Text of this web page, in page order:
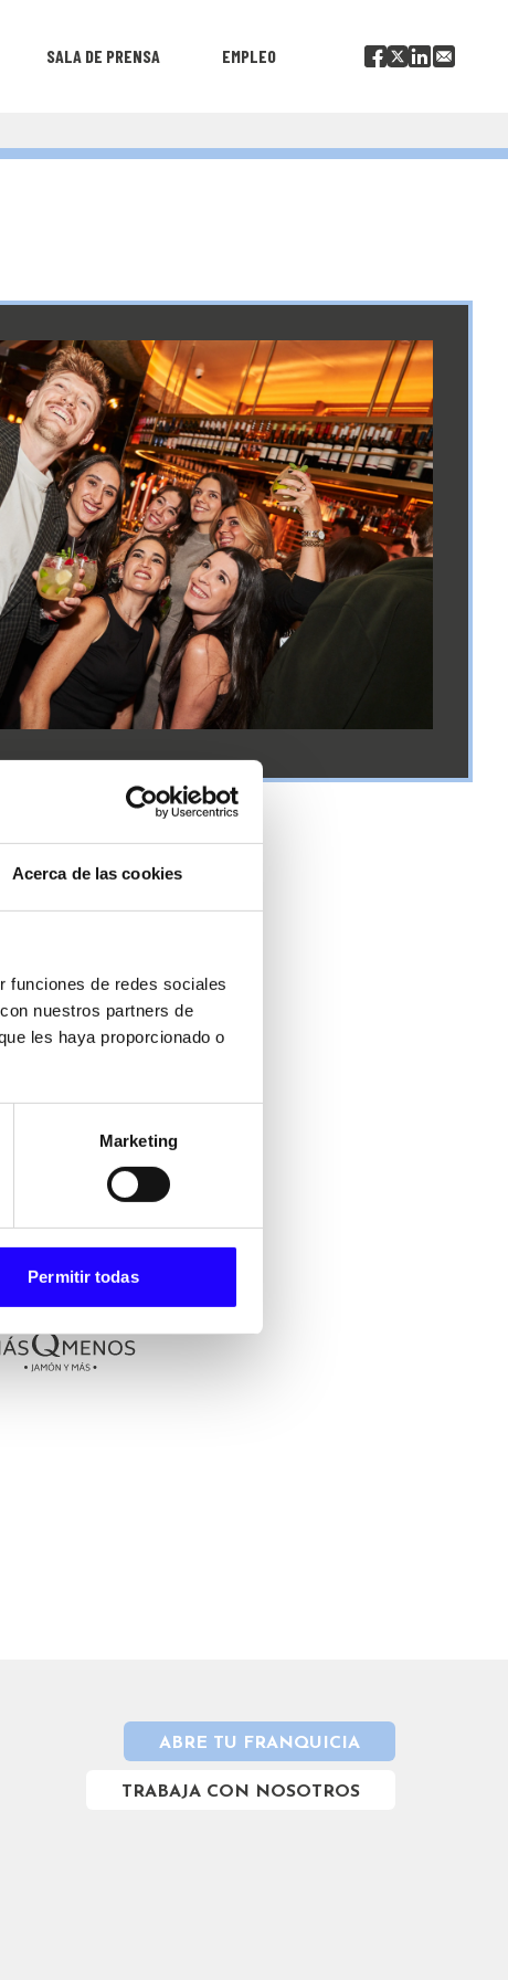
Acerca de las cookies
funciones de redes sociales
nuestros partners de
les haya proporcionado o
Marketing
Permitir todas
SALA DE PRENSA EMPLEO
claros y diseñadas
organizada.
identidad propia,
clientes que visitan
ABRE TU FRANQUICIA
TRABAJA CON NOSOTROS